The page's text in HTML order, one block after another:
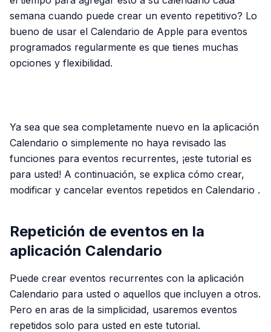
semana cuando puede crear un evento repetitivo? Lo
bueno de usar el Calendario de Apple para eventos
programados regularmente es que tienes muchas
opciones y flexibilidad.
Ya sea que sea completamente nuevo en la aplicación
Calendario o simplemente no haya revisado las
funciones para eventos recurrentes, ¡este tutorial es
para usted! A continuación, se explica cómo crear,
modificar y cancelar eventos repetidos en Calendario .
Repetición de eventos en la
aplicación Calendario
Puede crear eventos recurrentes con la aplicación
Calendario para usted o aquellos que incluyen a otros.
Pero en aras de la simplicidad, usaremos eventos
repetidos solo para usted en este tutorial.